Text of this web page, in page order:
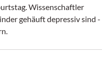
Wissenschaftler
gehäuft depressiv sind -